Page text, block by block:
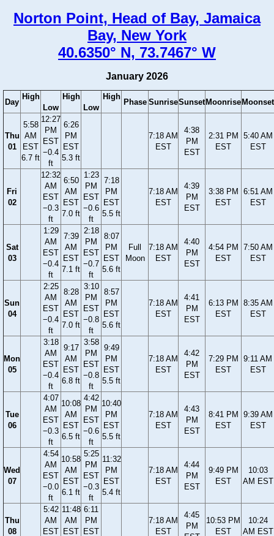
Norton Point, Head of Bay, Jamaica
Bay, New York
40.6350° N, 73.7467° W
January 2026
Day
High
Low
High
Low
High
Phase SunriseSunset Moonrise Moonset
Thu
01
5:58
AM
EST
6.7 ft
12:27
PM
EST
−0.4
ft
6:26
PM
EST
5.3 ft
7:18 AM
EST
4:38
PM
EST
2:31 PM
EST
5:40 AM
EST
Fri
02
12:32
AM
EST
−0.3
ft
6:50
AM
EST
7.0 ft
1:23
PM
EST
−0.6
ft
7:18
PM
EST
5.5 ft
7:18 AM
EST
4:39
PM
EST
3:38 PM
EST
6:51 AM
EST
Sat
03
1:29
AM
EST
−0.4
ft
7:39
AM
EST
7.1 ft
2:18
PM
EST
−0.7
ft
8:07
PM
EST
5.6 ft
Full
Moon
7:18 AM
EST
4:40
PM
EST
4:54 PM
EST
7:50 AM
EST
Sun
04
2:25
AM
EST
−0.4
ft
8:28
AM
EST
7.0 ft
3:10
PM
EST
−0.8
ft
8:57
PM
EST
5.6 ft
7:18 AM
EST
4:41
PM
EST
6:13 PM
EST
8:35 AM
EST
Mon
05
3:18
AM
EST
−0.4
ft
9:17
AM
EST
6.8 ft
3:58
PM
EST
−0.8
ft
9:49
PM
EST
5.5 ft
7:18 AM
EST
4:42
PM
EST
7:29 PM
EST
9:11 AM
EST
Tue
06
4:07
AM
EST
−0.3
ft
10:08
AM
EST
6.5 ft
4:42
PM
EST
−0.6
ft
10:40
PM
EST
5.5 ft
7:18 AM
EST
4:43
PM
EST
8:41 PM
EST
9:39 AM
EST
Wed
07
4:54
AM
EST
−0.0
ft
10:58
AM
EST
6.1 ft
5:25
PM
EST
−0.3
ft
11:32
PM
EST
5.4 ft
7:18 AM
EST
4:44
PM
EST
9:49 PM
EST
10:03
AM EST
Thu
08
5:42
AM
EST
11:48
AM
EST
6:11
PM
EST
7:18 AM
EST
4:45
PM
10:53 PM
EST
10:24
AM EST